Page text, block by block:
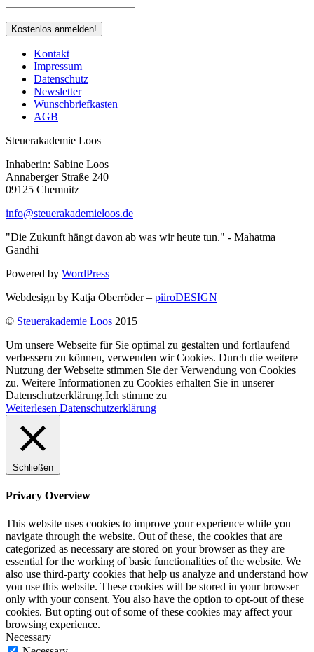
Kontakt
Impressum
Datenschutz
Newsletter
Wunschbriefkasten
AGB
Steuerakademie Loos
Inhaberin: Sabine Loos
Annaberger Straße 240
09125 Chemnitz
info@steuerakademieloos.de
"Die Zukunft hängt davon ab was wir heute tun." - Mahatma
Gandhi
Powered by WordPress
Webdesign by Katja Oberröder – piiroDESIGN
© Steuerakademie Loos 2015
Um unsere Webseite für Sie optimal zu gestalten und fortlaufend
verbessern zu können, verwenden wir Cookies. Durch die weitere
Nutzung der Webseite stimmen Sie der Verwendung von Cookies
zu. Weitere Informationen zu Cookies erhalten Sie in unserer
Datenschutzerklärung.Ich stimme zu
Weiterlesen Datenschutzerklärung
Schließen
Privacy Overview
This website uses cookies to improve your experience while you
navigate through the website. Out of these, the cookies that are
categorized as necessary are stored on your browser as they are
essential for the working of basic functionalities of the website. We
also use third-party cookies that help us analyze and understand how
you use this website. These cookies will be stored in your browser
only with your consent. You also have the option to opt-out of these
cookies. But opting out of some of these cookies may affect your
browsing experience.
Necessary